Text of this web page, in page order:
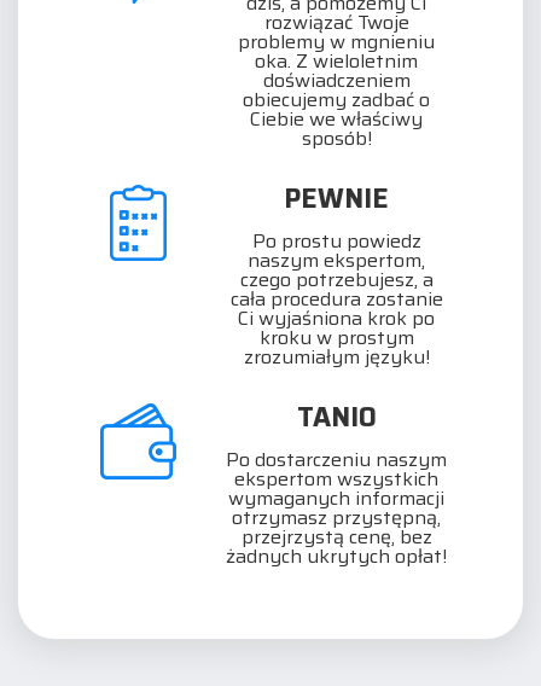
rozwiązać Twoje
problemy w mgnieniu
oka. Z wieloletnim
doświadczeniem
obiecujemy zadbać o
Ciebie we właściwy
sposób!
PEWNIE
Po prostu powiedz
naszym ekspertom,
czego potrzebujesz, a
cała procedura zostanie
Ci wyjaśniona krok po
kroku w prostym
zrozumiałym języku!
TANIO
Po dostarczeniu naszym
ekspertom wszystkich
wymaganych informacji
otrzymasz przystępną,
przejrzystą cenę, bez
żadnych ukrytych opłat!